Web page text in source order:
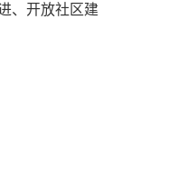
、开放社区建